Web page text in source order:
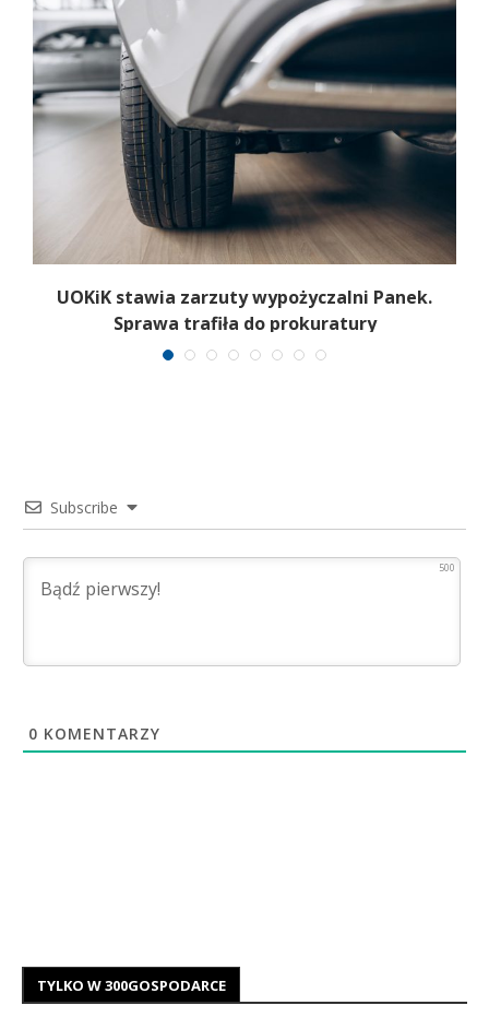
UOKiK stawia zarzuty wypożyczalni Panek.
Sprawa trafiła do prokuratury
Subscribe
500
0 KOMENTARZY
TYLKO W 300GOSPODARCE